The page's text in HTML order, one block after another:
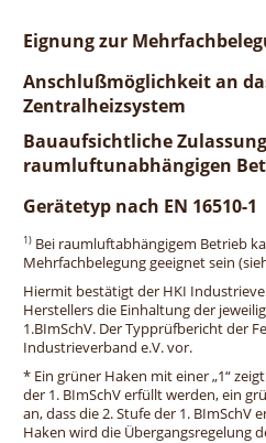
Eignung zur
Anschlußmöglichkeit an
Zentralheizsystem
Bauaufsichtliche
raumluftunabhängigen
Gerätetyp nach EN 16510-1
1) Bei raumluftabhängigem Betrieb
Mehrfachbelegung geeignet sein
Hiermit bestätigt der HKI
Herstellers die Einhaltung der
1.BImSchV. Der Typprüfbericht der
Industrieverband e.V. vor.
* Ein grüner Haken mit einer „1“
der 1. BImSchV erfüllt werden, ein
an, dass die 2. Stufe der 1. BImSchV
Haken wird die Übergangsregelung